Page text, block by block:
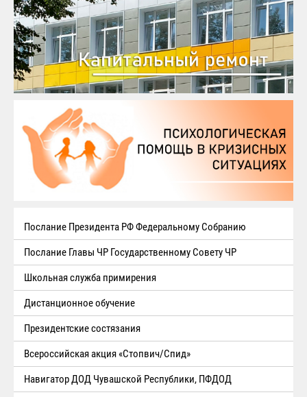
Послание Президента РФ Федеральному Собранию
Послание Главы ЧР Государственному Совету ЧР
Школьная служба примирения
Дистанционное обучение
Президентские состязания
Всероссийская акция «Стопвич/Спид»
Навигатор ДОД Чувашской Республики, ПФДОД